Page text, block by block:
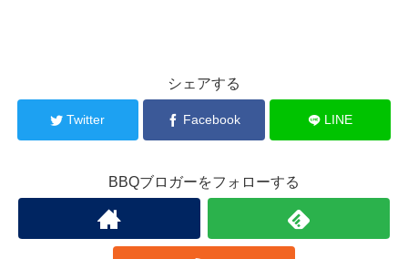
シェアする
Twitter Facebook LINE
BBQブロガーをフォローする